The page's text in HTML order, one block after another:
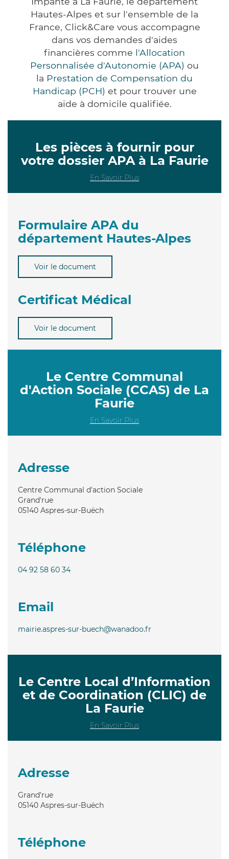
Hautes-Alpes et sur l'ensemble de la
France, Click&Care vous accompagne
dans vos demandes d'aides
financières comme l'Allocation
Personnalisée d'Autonomie (APA) ou
la Prestation de Compensation du
Handicap (PCH) et pour trouver une
aide à domicile qualifiée.
Les pièces à fournir pour
votre dossier APA à La Faurie
En Savoir Plus
Formulaire APA du
département Hautes-Alpes
Voir le document
Certificat Médical
Voir le document
Le Centre Communal
d'Action Sociale (CCAS) de La
Faurie
En Savoir Plus
Adresse
Centre Communal d'action Sociale
Grand'rue
05140 Aspres-sur-Buëch
Téléphone
04 92 58 60 34
Email
mairie.aspres-sur-buech@wanadoo.fr
Le Centre Local d’Information
et de Coordination (CLIC) de
La Faurie
En Savoir Plus
Adresse
Grand'rue
05140 Aspres-sur-Buëch
Téléphone